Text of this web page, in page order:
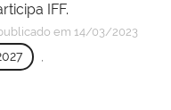
IFF.
em 14/03/2023
,